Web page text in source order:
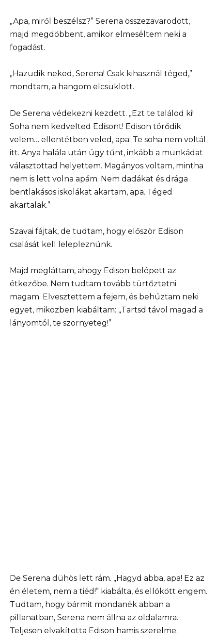
„Apa, miről beszélsz?” Serena összezavarodott,
majd megdöbbent, amikor elmeséltem neki a
fogadást.
„Hazudik neked, Serena! Csak kihasznál téged,”
mondtam, a hangom elcsuklott.
De Serena védekezni kezdett. „Ezt te találod ki!
Soha nem kedvelted Edisont! Edison törődik
velem… ellentétben veled, apa. Te soha nem voltál
itt. Anya halála után úgy tűnt, inkább a munkádat
választottad helyettem. Magányos voltam, mintha
nem is lett volna apám. Nem dadákat és drága
bentlakásos iskolákat akartam, apa. Téged
akartalak.”
Szavai fájtak, de tudtam, hogy először Edison
csalását kell lelepleznünk.
Majd megláttam, ahogy Edison belépett az
étkezőbe. Nem tudtam tovább türtőztetni
magam. Elvesztettem a fejem, és behúztam neki
egyet, miközben kiabáltam: „Tartsd távol magad a
lányomtól, te szörnyeteg!”
De Serena dühös lett rám. „Hagyd abba, apa! Ez az
én életem, nem a tiéd!” kiabálta, és ellökött engem.
Tudtam, hogy bármit mondanék abban a
pillanatban, Serena nem állna az oldalamra.
Teljesen elvakította Edison hamis szerelme.